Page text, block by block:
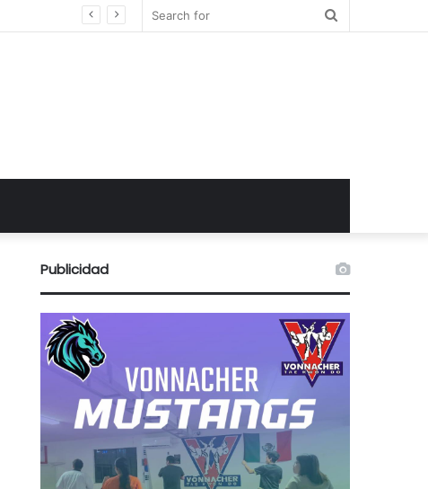
Publicidad